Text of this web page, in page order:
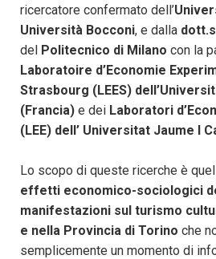
ricercatore confermato dell’
Università Bocconi, e dalla
del Politecnico di Milano con la
Laboratoire d’Economie
Strasbourg (LEES)
(Francia) e dei Laboratori
(LEE) dell’ Universitat Jaume I
Lo scopo di queste ricerche è
effetti economico-sociologici
manifestazioni sul turismo
e nella Provincia di Torino che
semplicemente un momento di